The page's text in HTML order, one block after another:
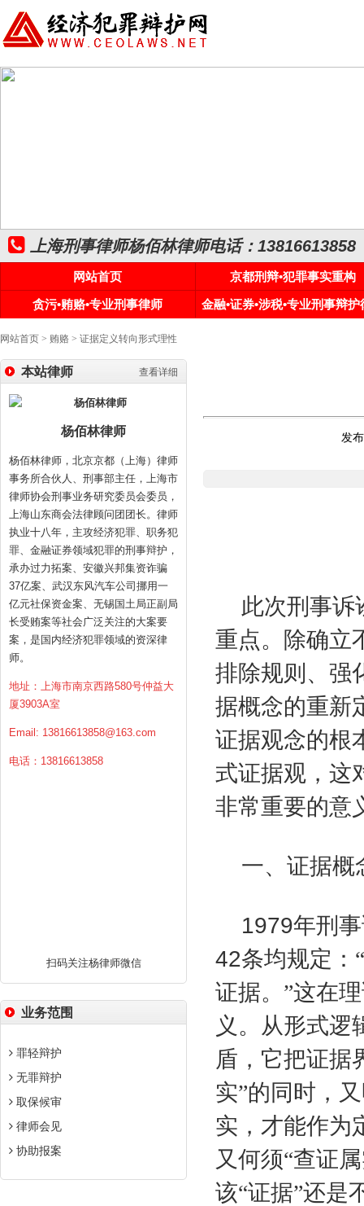
上海刑事律师杨佰林律师电话：13816613858
网站首页
京都刑辩•犯罪事实重构
贪污•贿赂•专业刑事律师
金融•证券•涉税•专业刑事辩护
网站首页 > 贿赂 > 证据定义转向形式理性
查看详细
本站律师
杨佰林律师
杨佰林律师，北京京都（上海）律师
事务所合伙人、刑事部主任，上海市
律师协会刑事业务研究委员会委员，
上海山东商会法律顾问团团长。律师
执业十八年，主攻经济犯罪、职务犯
罪、金融证券领域犯罪的刑事辩护，
承办过力拓案、安徽兴邦集资诈骗
37亿案、武汉东风汽车公司挪用一
亿元社保资金案、无锡国土局正副局
长受贿案等社会广泛关注的大案要
案，是国内经济犯罪领域的资深律
师。
地址：上海市南京西路580号仲益大
厦3903A室
Email: 13816613858@163.com
电话：13816613858
扫码关注杨律师微信
业务范围
罪轻辩护
无罪辩护
取保候审
律师会见
协助报案
发
此次刑事诉
重点。除确立
排除规则、强
据概念的重新
证据观念的根
式证据观，这
非常重要的意
一、证据概
1979年刑
42条均规定：
证据。”这在
义。从形式逻
盾，它把证据
实”的同时，
实，才能作为
又何须“查证
该“证据”还是